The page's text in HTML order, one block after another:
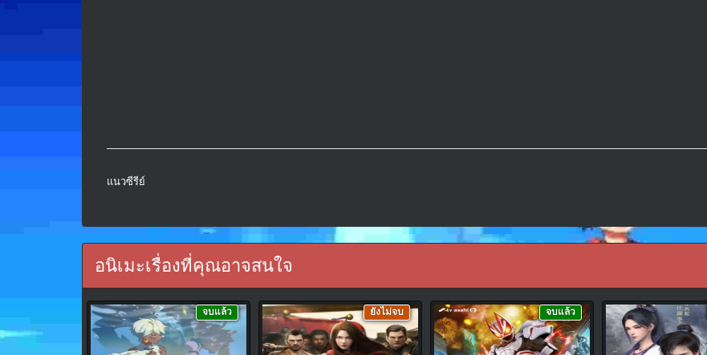
แนวซีรีย์
อนิเมะเรื่องที่คุณอาจสนใจ
จบแล้ว ยังไม่จบ จบแล้ว